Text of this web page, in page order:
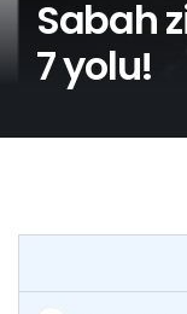
Sabah
7 yolu!